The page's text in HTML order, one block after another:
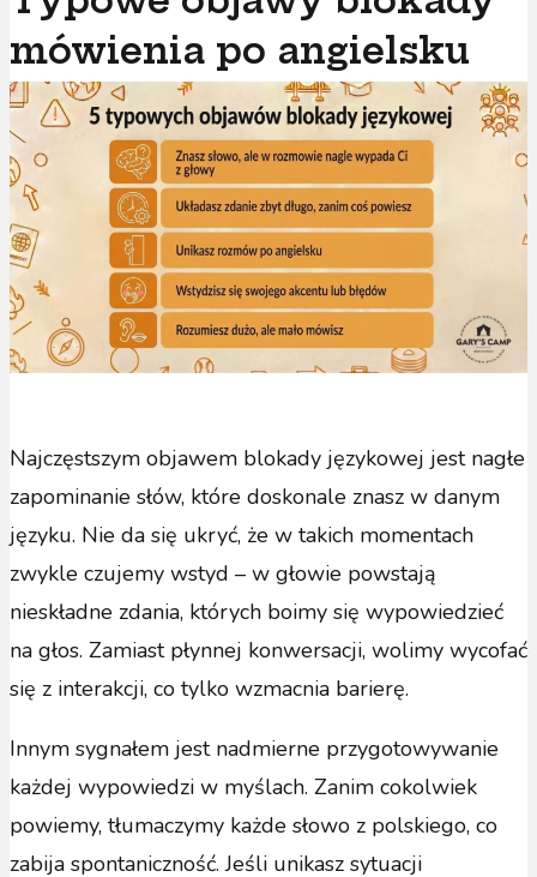
mówienia po angielsku
Najczęstszym objawem blokady językowej jest nagłe
zapominanie słów, które doskonale znasz w danym
języku. Nie da się ukryć, że w takich momentach
zwykle czujemy wstyd – w głowie powstają
nieskładne zdania, których boimy się wypowiedzieć
na głos. Zamiast płynnej konwersacji, wolimy wycofać
się z interakcji, co tylko wzmacnia barierę.
Innym sygnałem jest nadmierne przygotowywanie
każdej wypowiedzi w myślach. Zanim cokolwiek
powiemy, tłumaczymy każde słowo z polskiego, co
zabija spontaniczność. Jeśli unikasz sytuacji